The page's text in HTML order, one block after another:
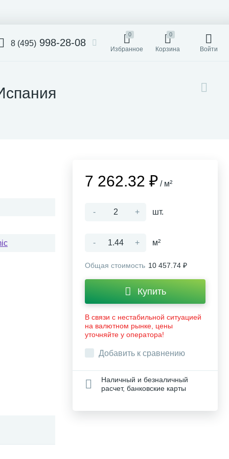
8 (495) 998-28-08
0
Избранное
0
Корзина Войти
7 262.32 ₽ / м²
- + шт.
- + м²
Общая стоимость 10 457.74 ₽
Купить
В связи с нестабильной ситуацией
на валютном рынке, цены
уточняйте у оператора!
Добавить к сравнению
Наличный и безналичный
расчет, банковские карты